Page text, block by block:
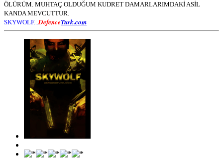
ÖLÜRÜM. MUHTAÇ OLDUĞUM KUDRET DAMARLARIMDAKİ ASİL
KANDA MEVCUTTUR.
SKYWOLF...DefenceTurk.com